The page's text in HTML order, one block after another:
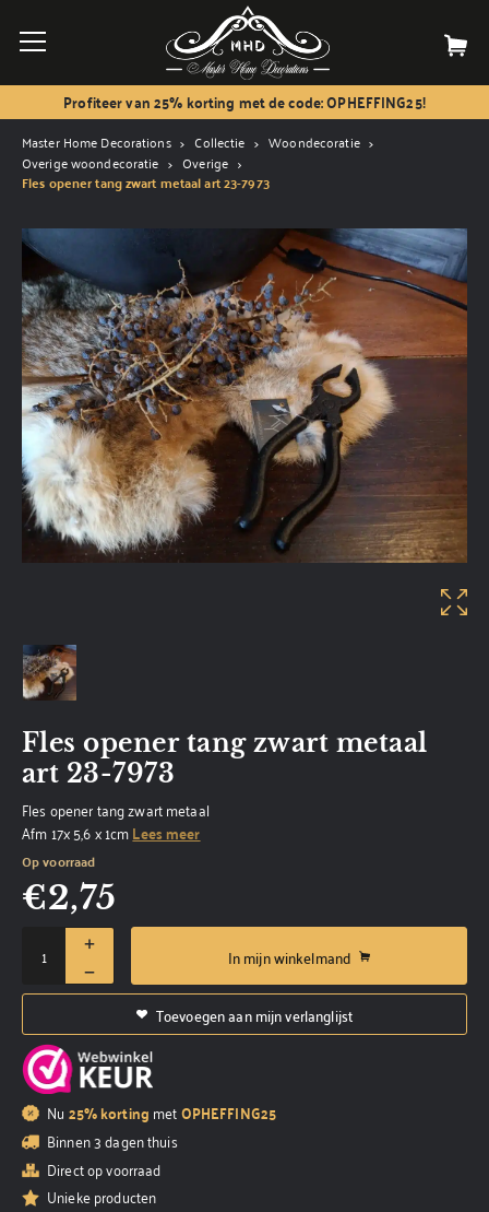
Profiteer van 25% korting met de code: OPHEFFING25!
Master Home Decorations Collectie
Woondecoratie
Overige woondecoratie
Overige
Fles opener tang zwart metaal art 23-7973
Fles opener tang zwart metaal
art 23-7973
Fles opener tang zwart metaal
Afm 17x 5,6 x 1cmLees meer
Op voorraad
€2,75
In mijn winkelmand
Toevoegen aan mijn verlanglijst
Nu 25% korting metOPHEFFING25
Binnen 3 dagen thuis
Direct op voorraad
Unieke producten